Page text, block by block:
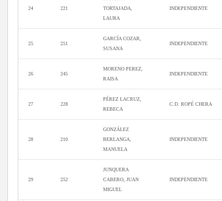
24 221
TORTAJADA,
LAURA
INDEPENDIENTE
25 251
GARCÍA COZAR,
SUSANA
INDEPENDIENTE
26 245
MORENO PEREZ,
RAISA
INDEPENDIENTE
27 228
PÉREZ LACRUZ,
REBECA
C.D. ROPÉ CHERA
28 210
GONZÁLEZ
BERLANGA,
MANUELA
INDEPENDIENTE
29 252
JUNQUERA
CABERO, JUAN
MIGUEL
INDEPENDIENTE